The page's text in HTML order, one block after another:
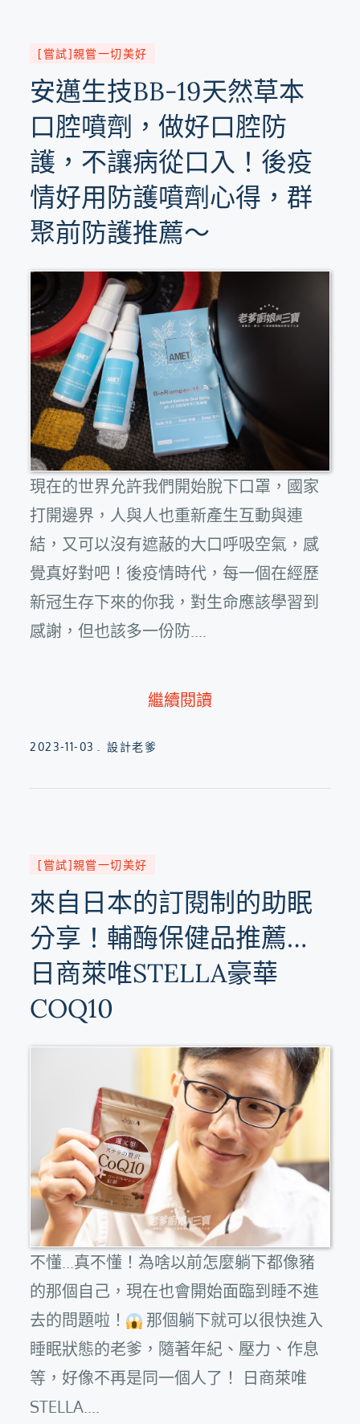
[嘗試]親嘗一切美好
安邁生技BB-19天然草本
口腔噴劑，做好口腔防
護，不讓病從口入！後疫
情好用防護噴劑心得，群
聚前防護推薦～
現在的世界允許我們開始脫下口罩，國家
打開邊界，人與人也重新產生互動與連
結，又可以沒有遮蔽的大口呼吸空氣，感
覺真好對吧！後疫情時代，每一個在經歷
新冠生存下來的你我，對生命應該學習到
感謝，但也該多一份防....
繼續閱讀
Posted
2023-11-03 設計老爹
[嘗試]親嘗一切美好
來自日本的訂閱制的助眠
分享！輔酶保健品推薦…
日商萊唯STELLA豪華
COQ10
不懂...真不懂！為啥以前怎麼躺下都像豬
的那個自己，現在也會開始面臨到睡不進
去的問題啦！
那個躺下就可以很快進入
睡眠狀態的老爹，隨著年紀、壓力、作息
等，好像不再是同一個人了！ 日商萊唯
STELLA....